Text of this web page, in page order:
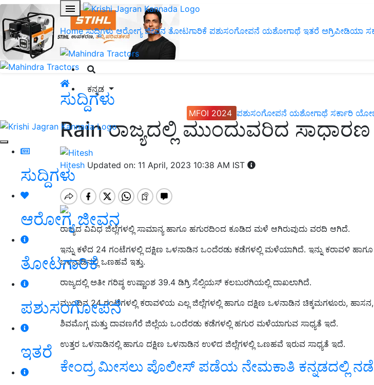
Home ಸುದ್ದಿಗಳು ಆರೋಗ್ಯ ಜೀವನ ತೋಟಗಾರಿಕೆ ಪಶುಸಂಗೋಪನೆ ಯಶೋಗಾಥೆ ಇತರೆ ಅಗ್ರಿಪೀಡಿಯಾ
ಕನ್ನಡ
MFOI 2024 ಪಶುಸಂಗೋಪನೆ ಯಶೋಗಾಥೆ ಸರ್ಕಾರಿ
ಸುದ್ದಿಗಳು
ಆರೋಗ್ಯ ಜೀವನ
ತೋಟಗಾರಿಕೆ
ಪಶುಸಂಗೋಪನೆ
ಇತರೆ
ಸುದ್ದಿಗಳು
Rain ರಾಜ್ಯದಲ್ಲಿ ಮುಂದುವರಿದ
Hitesh Updated on: 11 April, 2023 10:38 AM IST
ರಾಜ್ಯದ ವಿವಿಧ ಜಿಲ್ಲೆಗಳಲ್ಲಿ ಸಾಮಾನ್ಯ ಹಾಗೂ ಹಗುರದಿಂದ ಕೂಡಿದ ಮಳೆ ಆಗಿರುವುದು ವರದಿ ಆಗಿದೆ.
ಇನ್ನು ಕಳೆದ 24 ಗಂಟೆಗಳಲ್ಲಿ ದಕ್ಷಿಣ ಒಳನಾಡಿನ ಒಂದೆರಡು ಕಡೆಗಳಲ್ಲಿ ಮಳೆಯಾಗಿದೆ. ಇನ್ನು ಕರಾವಳಿ
ಒಳನಾಡಿನಲ್ಲಿ ಒಣಹವೆ ಇತ್ತು.
ರಾಜ್ಯದಲ್ಲಿ ಅತೀ ಗರಿಷ್ಠ ಉಷ್ಣಾಂಶ 39.4 ಡಿಗ್ರಿ ಸೆಲ್ಸಿಯಸ್‌ ಕಲಬುರಗಿಯಲ್ಲಿ ದಾಖಲಾಗಿದೆ.
ಮುಂದಿನ 24 ಗಂಟೆಗಳಲ್ಲಿ ಕರಾವಳಿಯ ಎಲ್ಲ ಜಿಲ್ಲೆಗಳಲ್ಲಿ ಹಾಗೂ ದಕ್ಷಿಣ ಒಳನಾಡಿನ ಚಿಕ್ಕಮಗಳೂರು,
ಶಿವಮೊಗ್ಗ ಮತ್ತು ದಾವಣಗೆರೆ ಜಿಲ್ಲೆಯ ಒಂದೆರಡು ಕಡೆಗಳಲ್ಲಿ ಹಗುರ ಮಳೆಯಾಗುವ ಸಾಧ್ಯತೆ ಇದೆ.
ಉತ್ತರ ಒಳನಾಡಿನಲ್ಲಿ ಹಾಗೂ ದಕ್ಷಿಣ ಒಳನಾಡಿನ ಉಳಿದ ಜಿಲ್ಲೆಗಳಲ್ಲಿ ಒಣಹವೆ ಇರುವ ಸಾಧ್ಯತೆ ಇದೆ.
ಕೇಂದ್ರ ಮೀಸಲು ಪೊಲೀಸ್‌ ಪಡೆಯ ನೇಮಕಾತಿ ಕನ್ನಡದಲ್ಲಿ